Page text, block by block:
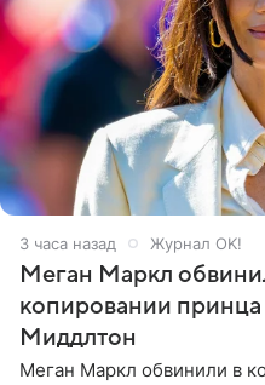
3 часа назад Журнал OK!
Меган Маркл
копировании
Миддлтон
Меган Маркл обвинили в